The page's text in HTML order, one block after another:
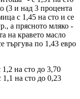
(3 и над 3 процента
с 1,45 на сто и се
а прясното мляко -
на кравето масло
търгува по 1,43 евро
на сто до 3,70
на сто до 0,23